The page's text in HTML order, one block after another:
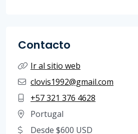
Contacto
Ir al sitio web
clovis1992@gmail.com
+57 321 376 4628
Portugal
Desde $600 USD